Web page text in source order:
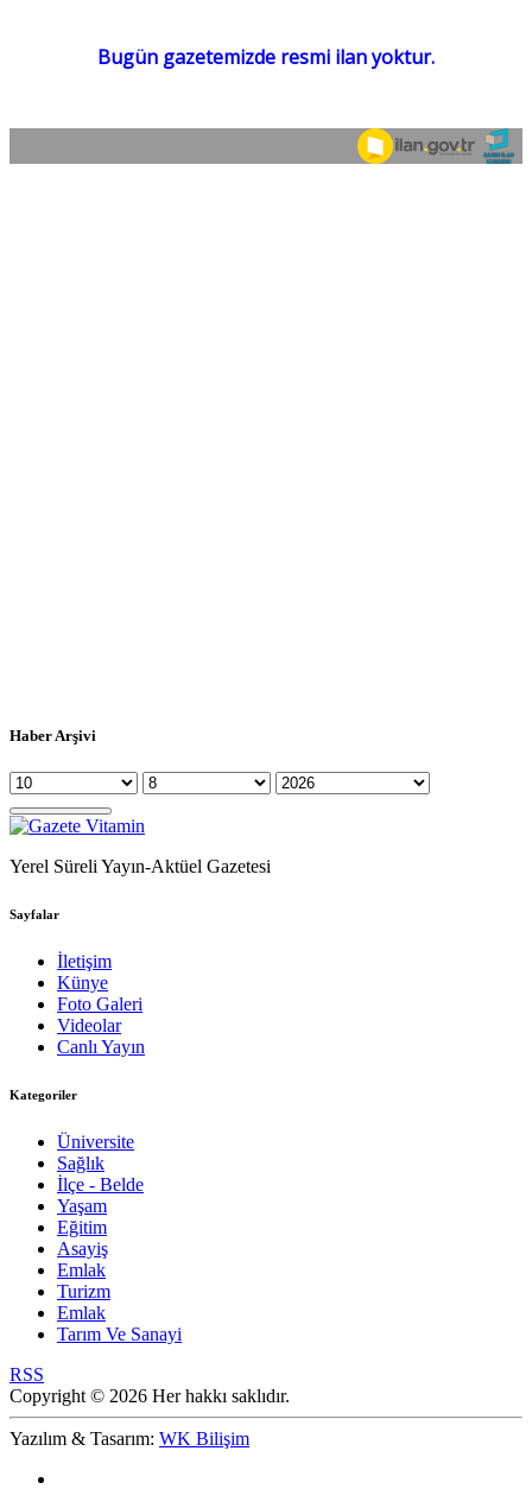
Haber Arşivi
Yerel Süreli Yayın-Aktüel Gazetesi
Sayfalar
İletişim
Künye
Foto Galeri
Videolar
Canlı Yayın
Kategoriler
Üniversite
Sağlık
İlçe - Belde
Yaşam
Eğitim
Asayiş
Emlak
Turizm
Emlak
Tarım Ve Sanayi
RSS
Copyright © 2026 Her hakkı saklıdır.
Yazılım & Tasarım: WK Bilişim